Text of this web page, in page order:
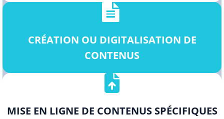
CRÉATION OU DIGITALISATION DE
CONTENUS
MISE EN LIGNE DE CONTENUS SPÉCIFIQUES